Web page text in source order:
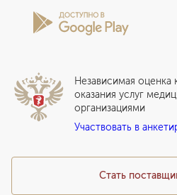
Лицензии и сертификаты
Сотрудничество
Вакцинация
Стационар
Прайс-лист
Подарочный сертификат EMC
Медицинский туризм
Вопросы и ответы
Статьи
Программы привилегий
Стать
Независимая оценка
оказания услуг
организациями
Участвовать в